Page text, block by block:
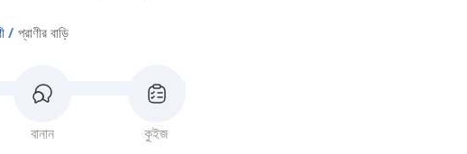
প্রাণীর বাড়ি
বানান কুইজ